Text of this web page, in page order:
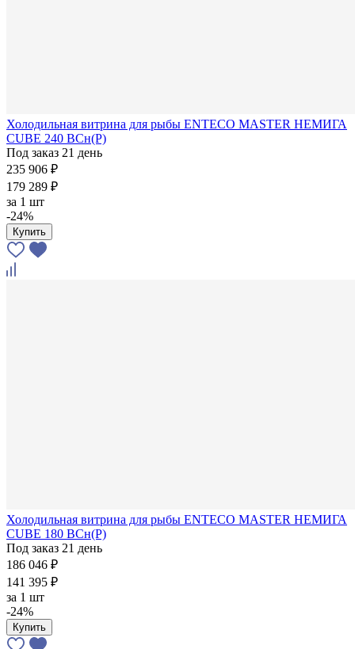
Холодильная витрина для рыбы ENTECO MASTER НЕМИГА
CUBE 240 ВСн(Р)
Под заказ 21 день
235 906 ₽
179 289 ₽
за 1 шт
-24%
Купить
Холодильная витрина для рыбы ENTECO MASTER НЕМИГА
CUBE 180 ВСн(Р)
Под заказ 21 день
186 046 ₽
141 395 ₽
за 1 шт
-24%
Купить